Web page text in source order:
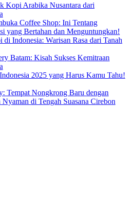
Kopi Arabika Nusantara dari
Coffee Shop: Ini Tentang
yang Bertahan dan Menguntungkan!
di Indonesia: Warisan Rasa dari Tanah
Batam: Kisah Sukses Kemitraan
2025 yang Harus Kamu Tahu!
Tempat Nongkrong Baru dengan
di Tengah Suasana Cirebon